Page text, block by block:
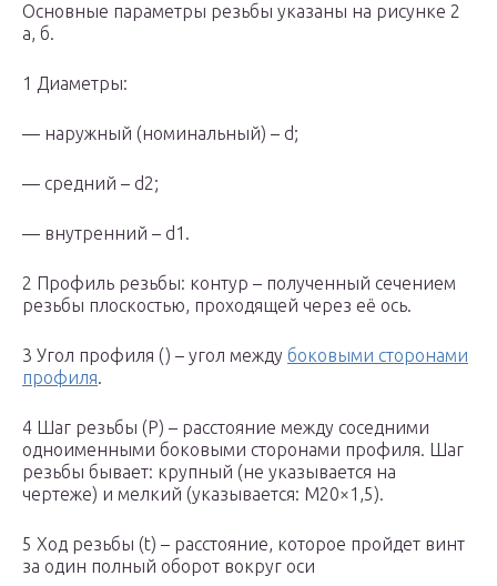
Основные параметры резьбы указаны на рисунке 2
а, б.
1 Диаметры:
— наружный (номинальный) – d;
— средний – d2;
— внутренний – d1.
2 Профиль резьбы: контур – полученный сечением
резьбы плоскостью, проходящей через её ось.
3 Угол профиля () – угол между боковыми сторонами
профиля.
4 Шаг резьбы (Р) – расстояние между соседними
одноименными боковыми сторонами профиля. Шаг
резьбы бывает: крупный (не указывается на
чертеже) и мелкий (указывается: М20×1,5).
5 Ход резьбы (t) – расстояние, которое пройдет винт
за один полный оборот вокруг оси